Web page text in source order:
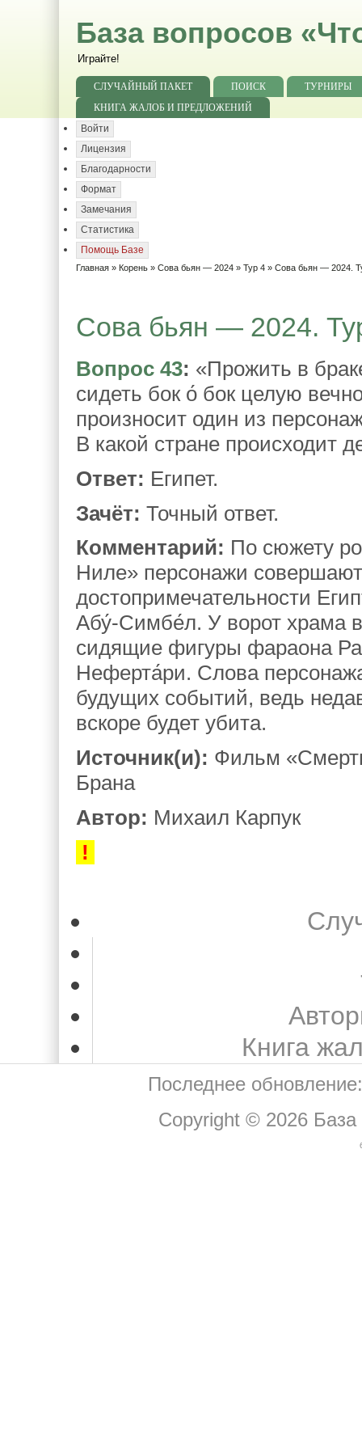
База вопросов
Играйте!
СЛУЧАЙНЫЙ ПАКЕТ ПОИСК
ТУРНИРЫ
КНИГА ЖАЛОБ И ПРЕДЛОЖЕНИЙ
Войти
Лицензия
Благодарности
Формат
Замечания
Статистика
Помощь Базе
Главная » Корень » Сова бьян — 2024 » Тур 4 » Сова бьян — 2024.
Сова бьян — 2024.
Вопрос 43: «Прожить в
сидеть бок о́ бок целую
произносит один из
В какой стране происходит
Ответ: Египет.
Зачёт: Точный ответ.
Комментарий: По сюжету
Ниле» персонажи
достопримечательности
Абу́-Симбе́л. У ворот храма
сидящие фигуры фараона
Неферта́ри. Слова
будущих событий, ведь
вскоре будет убита.
Источник(и): Фильм
Брана
Автор: Михаил Карпук
!
Книга
Последнее
Copyright © 2026 База